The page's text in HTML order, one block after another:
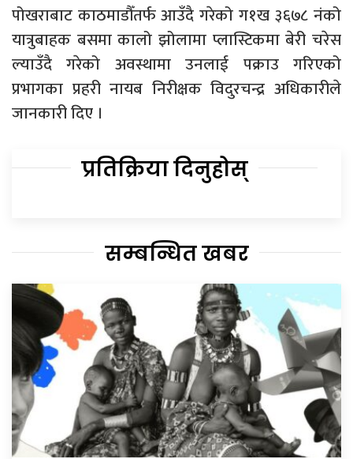
पोखराबाट काठमाडौँतर्फ आउँदै गरेको ग१ख ३६७८ नंको
यात्रुबाहक बसमा कालो झोलामा प्लास्टिकमा बेरी चरेस
ल्याउँदै गरेको अवस्थामा उनलाई पक्राउ गरिएको
प्रभागका प्रहरी नायब निरीक्षक विदुरचन्द्र अधिकारीले
जानकारी दिए ।
प्रतिक्रिया दिनुहोस्
सम्बन्धित खबर